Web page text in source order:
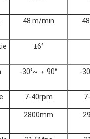
48 m/min
±6°
-30°~ ﹢90° -
7-40rpm
2800mm